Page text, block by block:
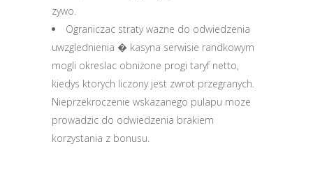
zywo.
Ograniczac straty wazne do odwiedzenia
uwzglednienia � kasyna serwisie randkowym
mogli okreslac obniżone progi taryf netto,
kiedys ktorych liczony jest zwrot przegranych.
Nieprzekroczenie wskazanego pulapu moze
prowadzic do odwiedzenia brakiem
korzystania z bonusu.